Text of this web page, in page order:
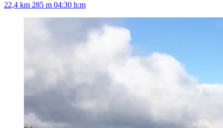
22,4 km 285 m 04:30 h:m